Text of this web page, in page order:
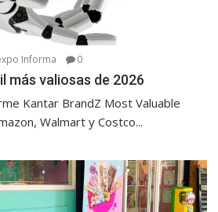
Informa 0
más valiosas de 2026
Kantar BrandZ Most Valuable
Walmart y Costco...